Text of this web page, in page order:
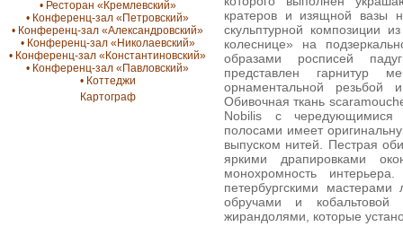
• Ресторан «Кремлевский»
• Конференц-зал «Петровский»
• Конференц-зал «Александровский»
• Конференц-зал «Николаевский»
• Конференц-зал «Константиновский»
• Конференц-зал «Павловский»
• Коттеджи
Картограф
кратеров и изящной вазы
скульптурной композиции
колеснице» на
образами росписей
представлен
орнаментальной резьбой
Обивочная ткань
Nobilis с
полосами имеет
выпуском нитей. Пестрая
яркими драпировками
монохромность
петербургскими
обручами и
жирандолями, которые